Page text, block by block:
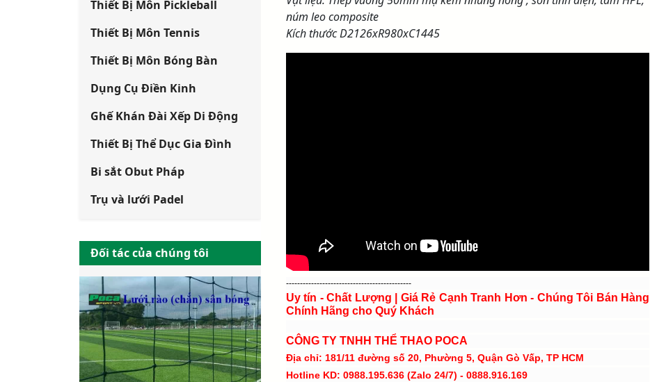
Thiết Bị Môn Pickleball
Thiết Bị Môn Tennis
Thiết Bị Môn Bóng Bàn
Dụng Cụ Điền Kinh
Ghế Khán Đài Xếp Di Động
Thiết Bị Thể Dục Gia Đình
Bi sắt Obut Pháp
Trụ và lưới Padel
Đối tác của chúng tôi
núm leo composite
Kích thước D2126xR980xC1445
---------------------------------------------
Uy tín - Chất Lượng | Giá Rẻ Cạnh Tranh Hơn - Chúng Tôi Bán Hàng
Chính Hãng cho Quý Khách
CÔNG TY TNHH THỂ THAO POCA
Địa chỉ: 181/11 đường số 20, Phường 5, Quận Gò Vấp, TP HCM
Hotline KD: 0988.195.636 (Zalo 24/7) - 0888.916.169